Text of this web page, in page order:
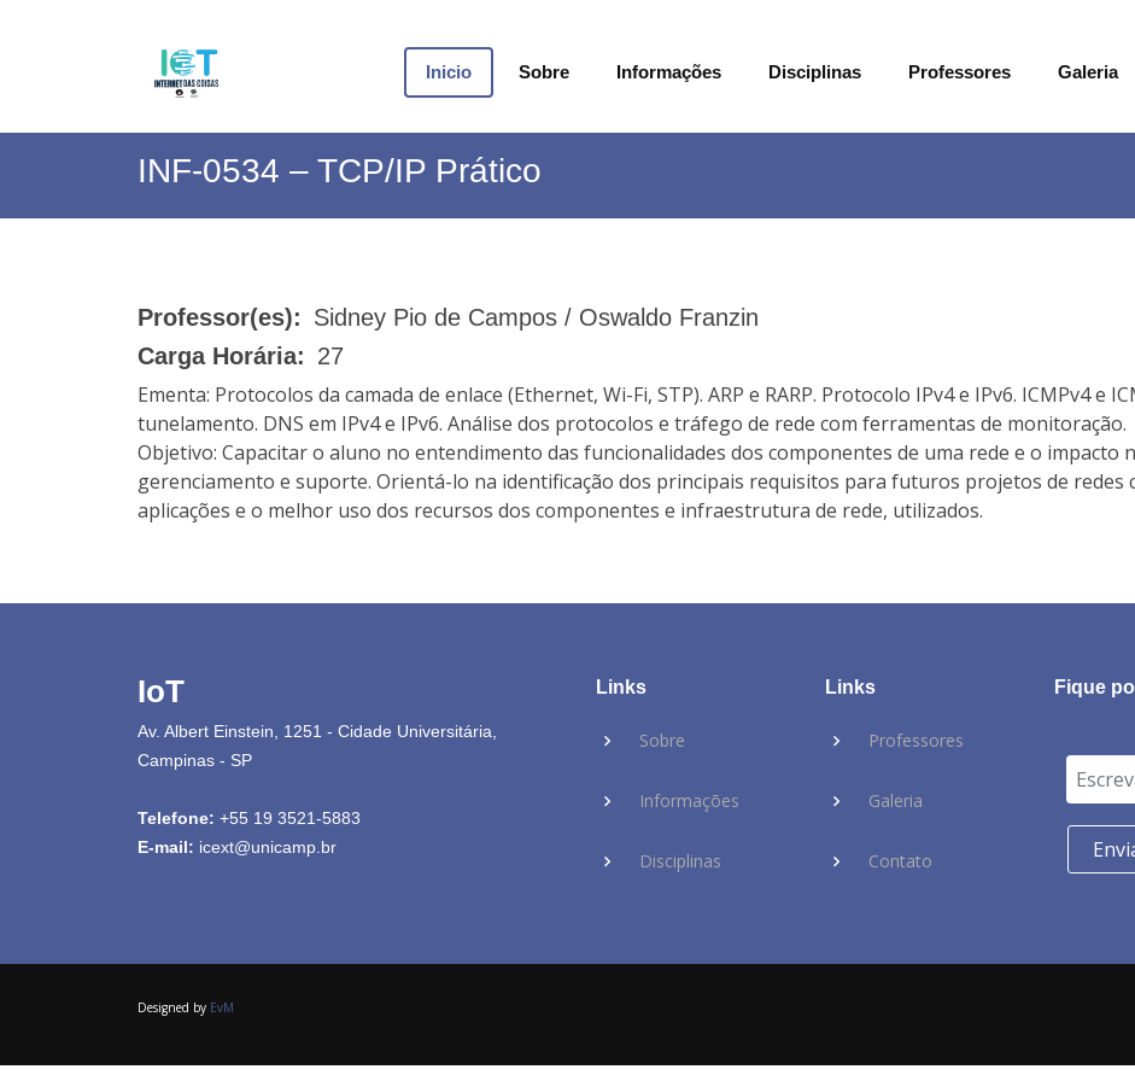
Inicio Sobre Informações Disciplinas Professores Galeria
INF-0534 – TCP/IP Prático
Professor(es): Sidney Pio de Campos / Oswaldo Franzin
Carga Horária: 27
Ementa: Protocolos da camada de enlace (Ethernet, Wi-Fi, STP). ARP e RARP. Protocolo IPv4 e IPv6. ICMPv4 e
tunelamento. DNS em IPv4 e IPv6. Análise dos protocolos e tráfego de rede com ferramentas de monitoração.
Objetivo: Capacitar o aluno no entendimento das funcionalidades dos componentes de uma rede e o impacto
gerenciamento e suporte. Orientá-lo na identificação dos principais requisitos para futuros projetos de redes
aplicações e o melhor uso dos recursos dos componentes e infraestrutura de rede, utilizados.
IoT
Av. Albert Einstein, 1251 - Cidade Universitária,
Campinas - SP
Telefone: +55 19 3521-5883
E-mail: icext@unicamp.br
Links
Sobre
Informações
Disciplinas
Links
Professores
Galeria
Contato
Fique
Designed by EvM